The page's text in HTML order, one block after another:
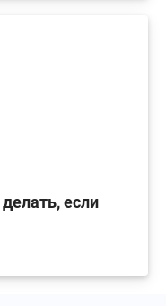
если